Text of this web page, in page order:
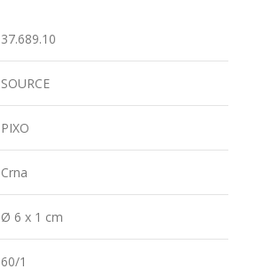
37.689.10
SOURCE
PIXO
Crna
Ø 6 x 1 cm
60/1